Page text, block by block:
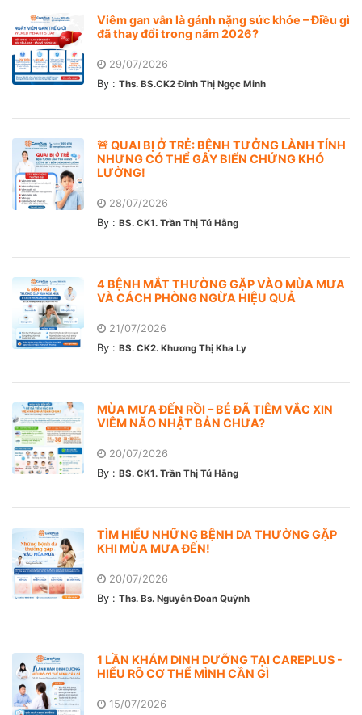
Viêm gan vẫn là gánh nặng sức khỏe – Điều gì
đã thay đổi trong năm 2026?
29/07/2026
By : Ths. BS.CK2 Đinh Thị Ngọc Minh
🚨 QUAI BỊ Ở TRẺ: BỆNH TƯỞNG LÀNH TÍNH
NHƯNG CÓ THỂ GÂY BIẾN CHỨNG KHÓ
LƯỜNG!
28/07/2026
By : BS. CK1. Trần Thị Tú Hằng
4 BỆNH MẮT THƯỜNG GẶP VÀO MÙA MƯA
VÀ CÁCH PHÒNG NGỪA HIỆU QUẢ
21/07/2026
By : BS. CK2. Khương Thị Kha Ly
MÙA MƯA ĐẾN RỒI – BÉ ĐÃ TIÊM VẮC XIN
VIÊM NÃO NHẬT BẢN CHƯA?
20/07/2026
By : BS. CK1. Trần Thị Tú Hằng
TÌM HIỂU NHỮNG BỆNH DA THƯỜNG GẶP
KHI MÙA MƯA ĐẾN!
20/07/2026
By : Ths. Bs. Nguyễn Đoan Quỳnh
1 LẦN KHÁM DINH DƯỠNG TẠI CAREPLUS -
HIỂU RÕ CƠ THỂ MÌNH CẦN GÌ
15/07/2026